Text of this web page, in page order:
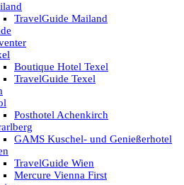
TravelGuide Mailand
Boutique Hotel Texel
TravelGuide Texel
Posthotel Achenkirch
GAMS Kuschel- und Genießerhotel
TravelGuide Wien
Mercure Vienna First